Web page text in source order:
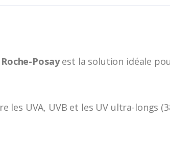
Roche-Posayest la solution idéale
UVA, UVB et les UV ultra-longs